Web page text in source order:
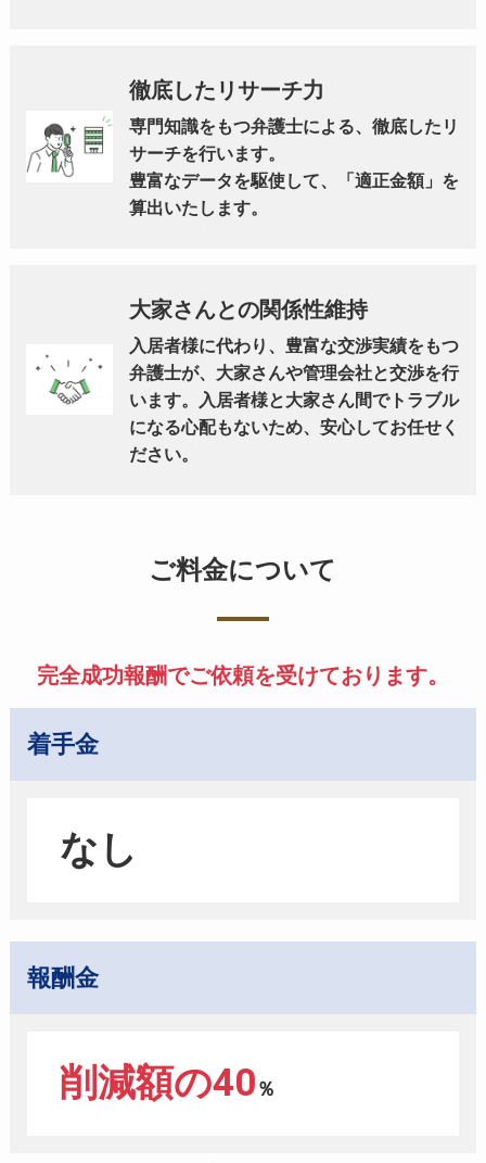
徹底したリサーチ力
専門知識をもつ弁護士による、徹底したリ
サーチを行います。
豊富なデータを駆使して、「適正金額」を
算出いたします。
大家さんとの関係性維持
入居者様に代わり、豊富な交渉実績をもつ
弁護士が、大家さんや管理会社と交渉を行
います。入居者様と大家さん間でトラブル
になる心配もないため、安心してお任せく
ださい。
ご料金について
完全成功報酬でご依頼を受けております。
着手金
なし
報酬金
削減額の40 ％